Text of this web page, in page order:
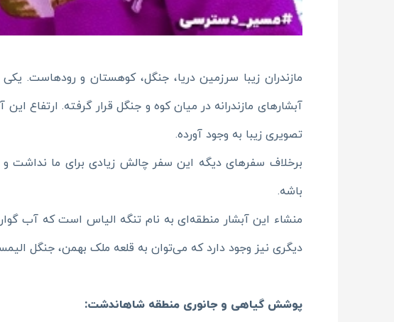
مازندران زیبا سرزمین دریا، جنگل، کوهستان و رودهاست.
تصویری زیبا به وجود آورده.
برخلاف سفرهای دیگه این سفر چالش زیادی برای ما
باشه.
منشاء این آبشار منطقه‌ای به نام تنگه الیاس است که آب
دیگری نیز وجود دارد که می‌توان به قلعه ملک بهمن، جنگل
پوشش گیاهی و جانوری منطقه شاهاندشت: